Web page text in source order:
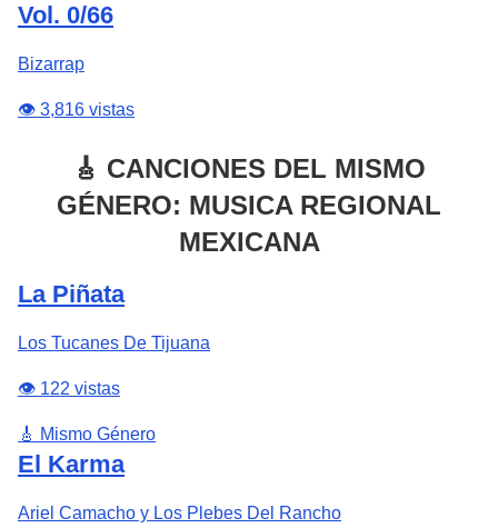
Vol. 0/66
Bizarrap
👁️ 3,816 vistas
🎸 CANCIONES DEL MISMO
GÉNERO: MUSICA REGIONAL
MEXICANA
La Piñata
Los Tucanes De Tijuana
👁️ 122 vistas
🎸 Mismo Género
El Karma
Ariel Camacho y Los Plebes Del Rancho